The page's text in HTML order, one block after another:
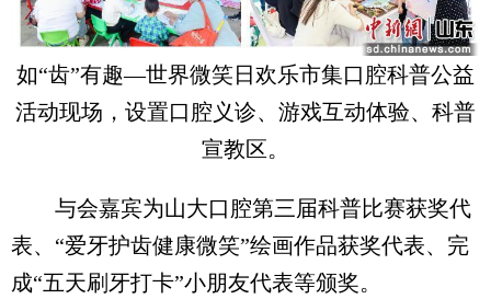
如“齿”有趣—世界微笑日欢乐市集口腔科普公益
活动现场，设置口腔义诊、游戏互动体验、科普
宣教区。
与会嘉宾为山大口腔第三届科普比赛获奖代
表、“爱牙护齿健康微笑”绘画作品获奖代表、完
成“五天刷牙打卡”小朋友代表等颁奖。